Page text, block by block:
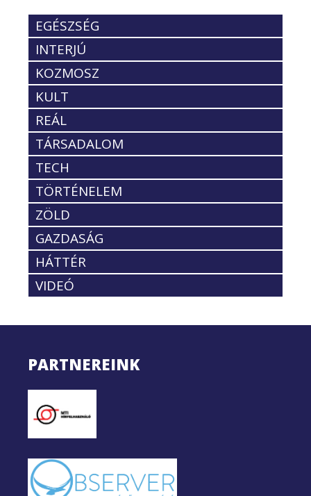
EGÉSZSÉG
INTERJÚ
KOZMOSZ
KULT
REÁL
TÁRSADALOM
TECH
TÖRTÉNELEM
ZÖLD
GAZDASÁG
HÁTTÉR
VIDEÓ
PARTNEREINK